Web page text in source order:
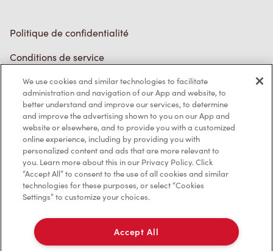
Conditions de service
Marques de commerce
Accessibilité
Diagnostic
Contactez-nous
TM & © Tim Hortons, 2023
We use cookies and similar technologies to facilitate
administration and navigation of our App and website, to
better understand and improve our services, to determine
and improve the advertising shown to you on our App and
website or elsewhere, and to provide you with a customized
online experience, including by providing you with
personalized content and ads that are more relevant to
you. Learn more about this in our Privacy Policy. Click
“Accept All” to consent to the use of all cookies and similar
technologies for these purposes, or select “Cookies
Settings” to customize your choices.
Accept All